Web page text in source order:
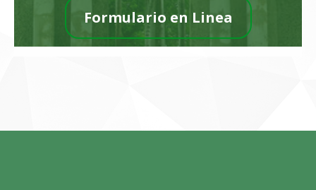
Formulario en Linea